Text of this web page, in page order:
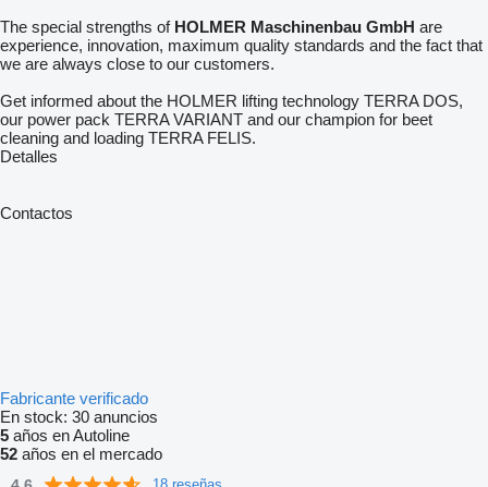
The special strengths of HOLMER Maschinenbau GmbH are
experience, innovation, maximum quality standards and the fact that
we are always close to our customers.
Get informed about the HOLMER lifting technology TERRA DOS,
our power pack TERRA VARIANT and our champion for beet
cleaning and loading TERRA FELIS.
Detalles
Contactos
Fabricante verificado
En stock: 30 anuncios
5 años en Autoline
52 años en el mercado
18 reseñas